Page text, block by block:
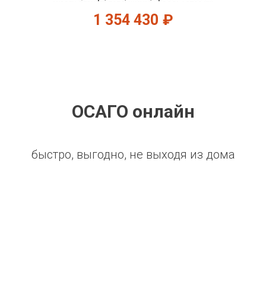
1 354 430 ₽
ОСАГО онлайн
быстро, выгодно, не выходя из дома